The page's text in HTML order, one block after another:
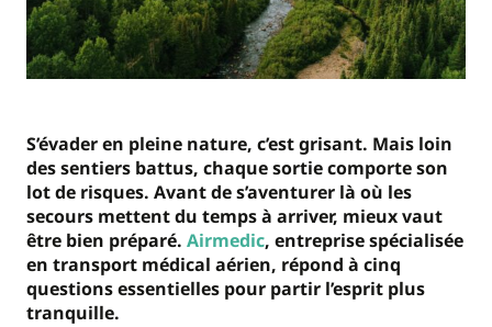
S’évader en pleine nature, c’est grisant. Mais loin
des sentiers battus, chaque sortie comporte son
lot de risques. Avant de s’aventurer là où les
secours mettent du temps à arriver, mieux vaut
être bien préparé. Airmedic, entreprise spécialisée
en transport médical aérien, répond à cinq
questions essentielles pour partir l’esprit plus
tranquille.